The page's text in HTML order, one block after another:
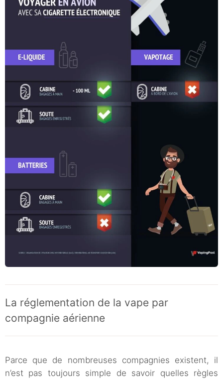
La réglementation de la vape par
compagnie aérienne
Parce que de nombreuses compagnies existent, il
n’est pas toujours simple de savoir quelles règles